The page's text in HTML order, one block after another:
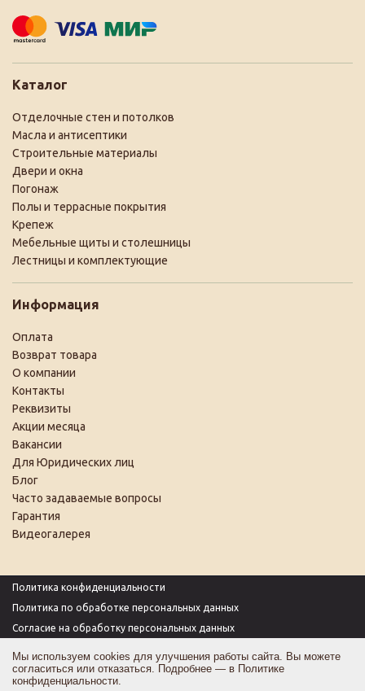
Каталог
Отделочные стен и потолков
Масла и антисептики
Строительные материалы
Двери и окна
Погонаж
Полы и террасные покрытия
Крепеж
Мебельные щиты и столешницы
Лестницы и комплектующие
Информация
Оплата
Возврат товара
О компании
Контакты
Реквизиты
Акции месяца
Вакансии
Для Юридических лиц
Блог
Часто задаваемые вопросы
Гарантия
Видеогалерея
Политика конфиденциальности
Политика по обработке персональных данных
Согласие на обработку персональных данных
Согласие на получение рекламы
Оферта
Мы используем cookies для улучшения работы сайта. Вы можете
согласиться или отказаться. Подробнее — в Политике
конфиденциальности.